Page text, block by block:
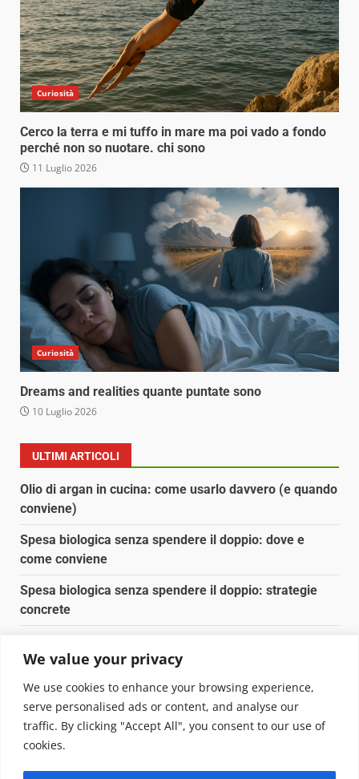
We value your privacy
We use cookies to enhance your browsing experience,
serve personalised ads or content, and analyse our
traffic. By clicking "Accept All", you consent to our use of
cookies.
Curiosità
Cerco la terra e mi tuffo in mare ma poi vado a fondo
perché non so nuotare. chi sono
11 Luglio 2026
Curiosità
Dreams and realities quante puntate sono
10 Luglio 2026
ULTIMI ARTICOLI
Olio di argan in cucina: come usarlo davvero (e quando
conviene)
Spesa biologica senza spendere il doppio: dove e
come conviene
Spesa biologica senza spendere il doppio: strategie
concrete
Pulizia naturale della casa: 3 ingredienti che
sostituiscono 10 prodotti chimici
Copyright © 2025 Biopianeta.it proprietà di Jws Media